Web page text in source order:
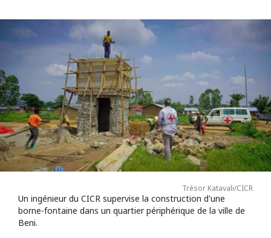
Trésor Katavali/CICR
Un ingénieur du CICR supervise la construction d'une
borne-fontaine dans un quartier périphérique de la ville de
Beni.